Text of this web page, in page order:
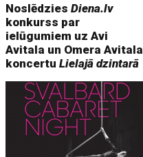
NoslēdziesDiena.lv
konkurss par
ielūgumiem uz Avi
Avitala un Omera Avitala
koncertuLielajā dzintarā